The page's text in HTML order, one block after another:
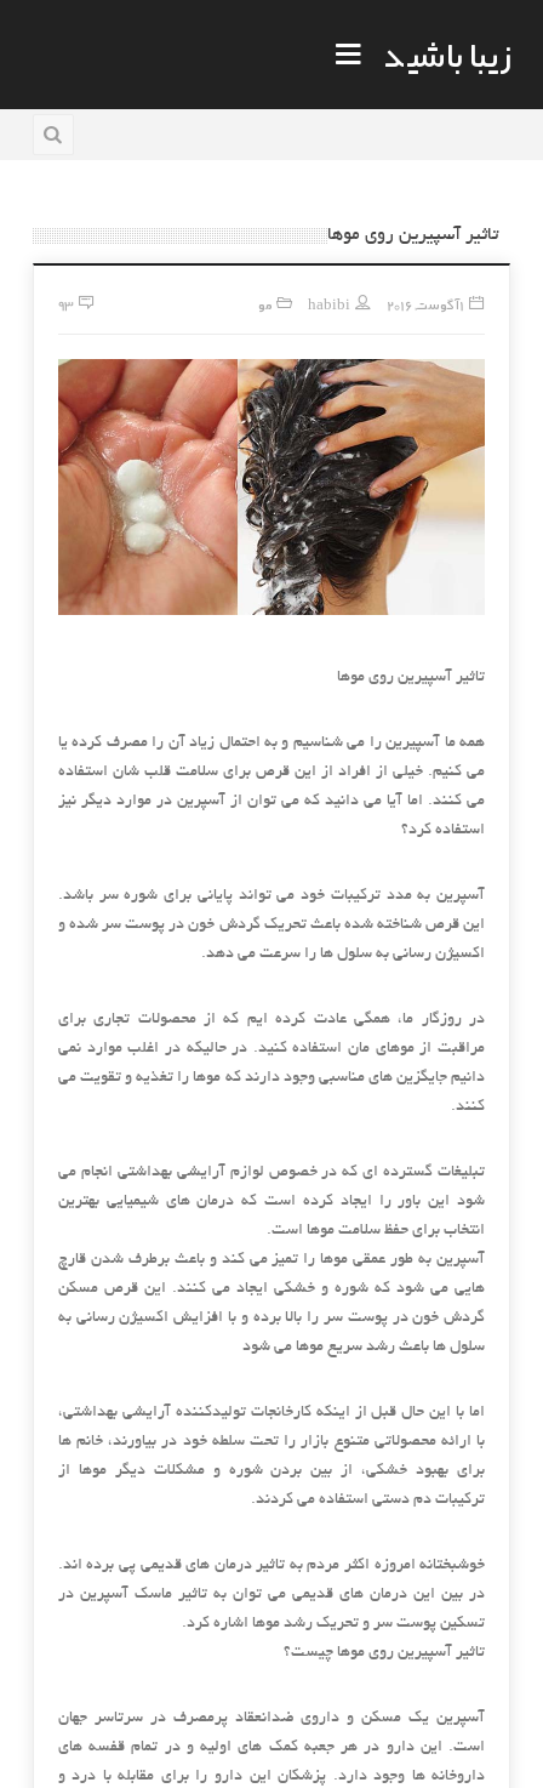
زیبا باشید
تاثیر آسپیرین روی موها
1 آگوست, 2016 habibi مو 93
تاثیر آسپیرین روی موها
همه ما آسپیرین را می شناسیم و به احتمال زیاد آن را مصرف کرده یا
می کنیم. خیلی از افراد از این قرص برای سلامت قلب شان استفاده
می کنند. اما آیا می دانید که می توان از آسپرین در موارد دیگر نیز
استفاده کرد؟
آسپرین به مدد ترکیبات خود می تواند پایانی برای شوره سر باشد.
این قرص شناخته شده باعث تحریک گردش خون در پوست سر شده و
اکسیژن رسانی به سلول ها را سرعت می دهد.
در روزگار ما، همگی عادت کرده ایم که از محصولات تجاری برای
مراقبت از موهای مان استفاده کنید. در حالیکه در اغلب موارد نمی
دانیم جایگزین های مناسبی وجود دارند که موها را تغذیه و تقویت می
کنند.
تبلیغات گسترده ای که در خصوص لوازم آرایشی بهداشتی انجام می
شود این باور را ایجاد کرده است که درمان های شیمیایی بهترین
انتخاب برای حفظ سلامت موها است.
آسپرین به طور عمقی موها را تمیز می کند و باعث برطرف شدن قارچ
هایی می شود که شوره و خشکی ایجاد می کنند. این قرص مسکن
گردش خون در پوست سر را بالا برده و با افزایش اکسیژن رسانی به
سلول ها باعث رشد سریع موها می شود
اما با این حال قبل از اینکه کارخانجات تولیدکننده آرایشی بهداشتی،
با ارائه محصولاتی متنوع بازار را تحت سلطه خود در بیاورند، خانم ها
برای بهبود خشکی، از بین بردن شوره و مشکلات دیگر موها از
ترکیبات دم دستی استفاده می کردند.
خوشبختانه امروزه اکثر مردم به تاثیر درمان های قدیمی پی برده اند.
در بین این درمان های قدیمی می توان به تاثیر ماسک آسپرین در
تسکین پوست سر و تحریک رشد موها اشاره کرد.
تاثیر آسپیرین روی موها چیست؟
آسپرین یک مسکن و داروی ضدانعقاد پرمصرف در سرتاسر جهان
است. این دارو در هر جعبه کمک های اولیه و در تمام قفسه های
داروخانه ها وجود دارد. پزشکان این دارو را برای مقابله با درد و